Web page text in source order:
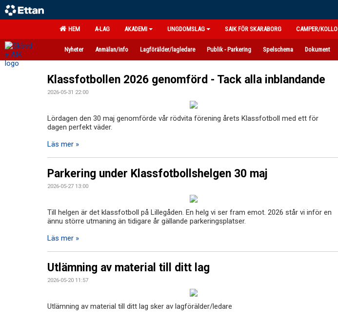
HEM A-LAG AKADEMI UNGDOMSLAG SAIK FÖR SKARABORG CAMPER/KOLLO
Nyheter Anmälan/info Lagförälder/lagledare Publik - Parkering Spelschema Dokument
Klassfotbollen 2026 genomförd - Tack alla inblandande
2026-05-31 22:00
Lördagen den 30 maj genomförde vår rödvita förening årets Klassfotboll med ett för
dagen perfekt väder.
Läs mer »
Parkering under Klassfotbollshelgen 30 maj
2026-05-27 13:00
Till helgen är det klassfotboll på Lillegåden. En helg vi ser fram emot. 2026 står vi inför en
ännu större utmaning än tidigare år gällande parkeringsplatser.
Läs mer »
Utlämning av material till ditt lag
2026-05-20 11:57
Utlämning av material till ditt lag sker av lagförälder/ledare